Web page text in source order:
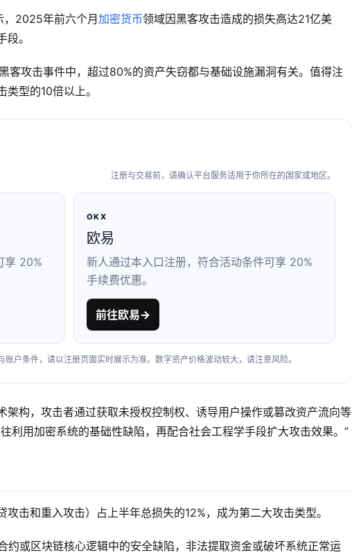
2025年前六个月 加密货币领域因黑客攻击造成的损失高达21亿美
。
客攻击事件中，超过80%的资产失窃都与基础设施漏洞有关。值得注
型的10倍以上。
注册与交易前，请确认平台服务适用于你所在的国家或地区。
享 20%
OKX
欧易
新人通过本入口注册，符合活动条件可享 20%
手续费优惠。
前往欧易→
户条件，请以注册页面实时展示为准。数字资产价格波动较大，请注意风险。
架构，攻击者通过获取未授权控制权、诱导用户操作或篡改资产流向等
利用加密系统的基础性缺陷，再配合社会工程学手段扩大攻击效果。”
击和重入攻击）占上半年总损失的12%，成为第二大攻击类型。
约或区块链核心逻辑中的安全缺陷，非法提取资金或破坏系统正常运